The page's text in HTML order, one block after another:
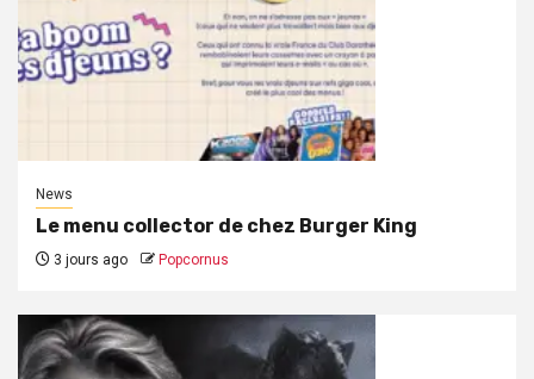
News
Le menu collector de chez Burger King
3 jours ago Popcornus